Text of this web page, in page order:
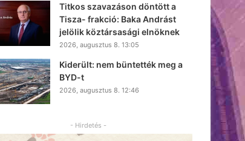
Titkos szavazáson döntött a
Tisza- frakció: Baka Andrást
jelölik köztársasági elnöknek
2026, augusztus 8. 13:05
Kiderült: nem büntették meg a
BYD-t
2026, augusztus 8. 12:46
- Hirdetés -